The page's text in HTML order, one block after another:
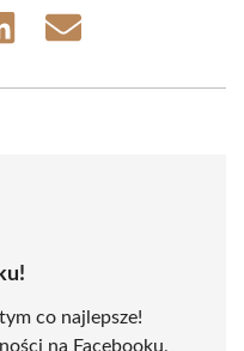
Share
co najlepsze!
na Facebooku,